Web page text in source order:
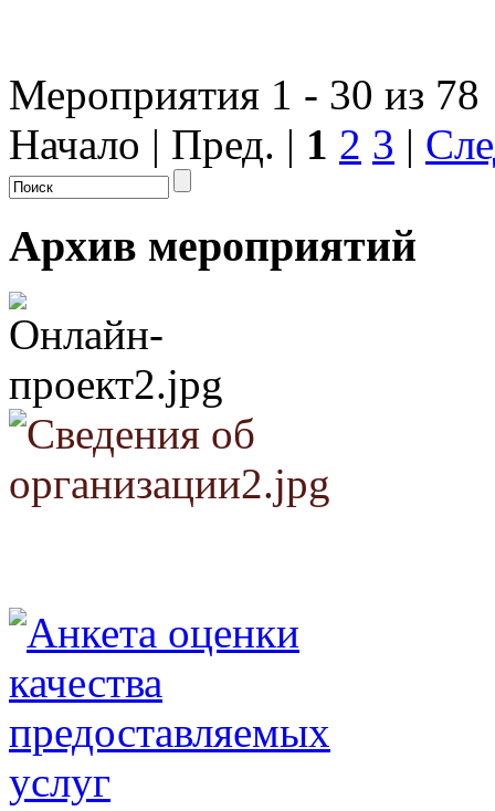
Мероприятия 1 - 30 из 78
Начало | Пред. | 1 2 3 |
Архив мероприятий